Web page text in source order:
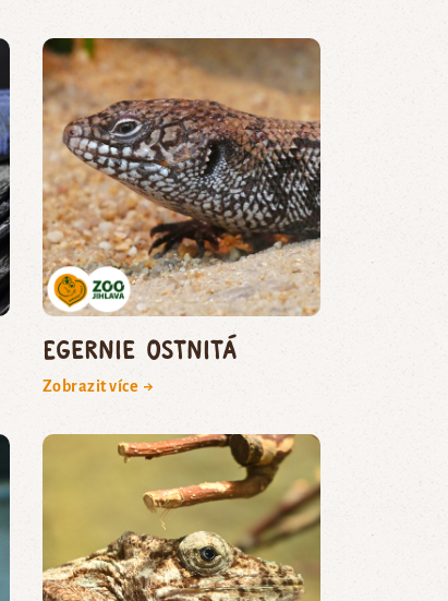
egernie ostnitá
Zobrazit více →